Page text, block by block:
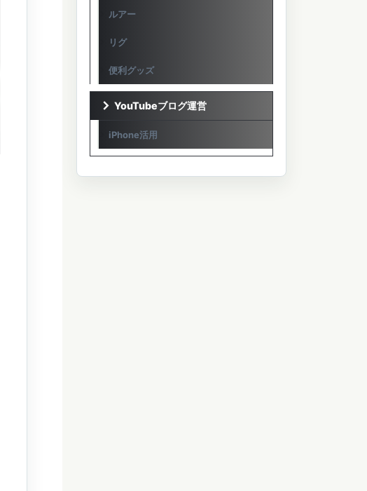
ルアー
リグ
便利グッズ
YouTubeブログ運営
iPhone活用